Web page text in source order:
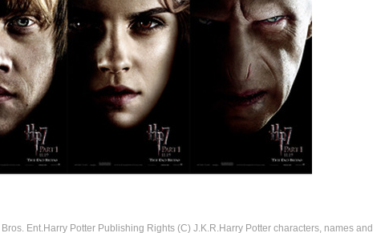
Ent.Harry Potter Publishing Rights (C) J.K.R.Harry Potter characters, names and